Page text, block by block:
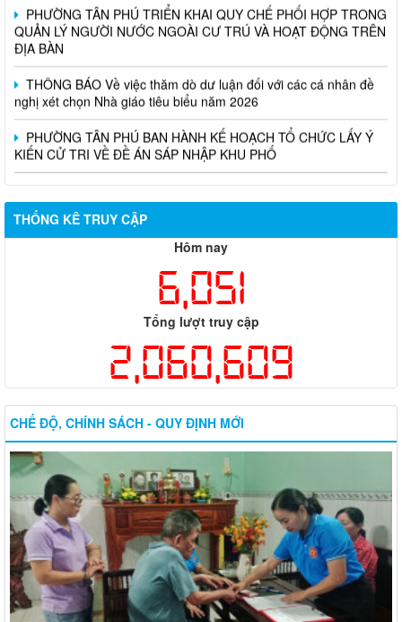
PHƯỜNG TÂN PHÚ TRIỂN KHAI QUY CHẾ PHỐI HỢP TRONG
QUẢN LÝ NGƯỜI NƯỚC NGOÀI CƯ TRÚ VÀ HOẠT ĐỘNG TRÊN
ĐỊA BÀN
THÔNG BÁO Về việc thăm dò dư luận đối với các cá nhân đề
nghị xét chọn Nhà giáo tiêu biểu năm 2026
PHƯỜNG TÂN PHÚ BAN HÀNH KẾ HOẠCH TỔ CHỨC LẤY Ý
KIẾN CỬ TRI VỀ ĐỀ ÁN SÁP NHẬP KHU PHỐ
THỐNG KÊ TRUY CẬP
Hôm nay
6,051
Tổng lượt truy cập
2,060,609
CHẾ ĐỘ, CHÍNH SÁCH - QUY ĐỊNH MỚI